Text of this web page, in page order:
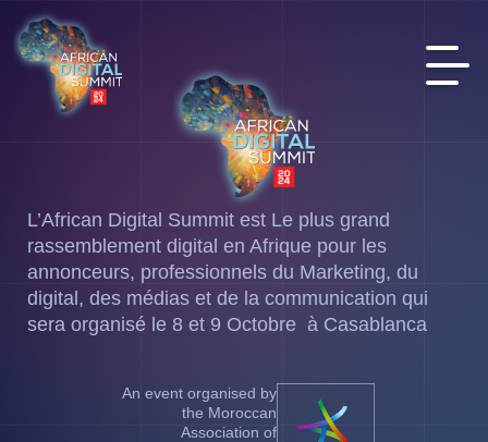
L’African Digital Summit est Le plus grand
rassemblement digital en Afrique pour les
annonceurs, professionnels du Marketing, du
digital, des médias et de la communication qui
sera organisé le 8 et 9 Octobre à Casablanca
An event organised by
the Moroccan
Association of